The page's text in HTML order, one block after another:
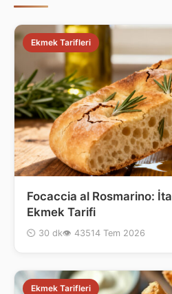
Ekmek Tarifleri
Focaccia al Rosmarino:
Ekmek Tarifi
⏲ 30 dk👁 43514 Tem 2026
Ekmek Tarifleri